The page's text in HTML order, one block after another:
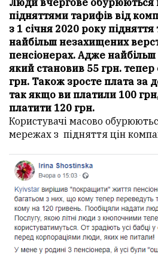
Люди вчергове обурюються
підняттями тарифів від
з 1 січня 2020 року
найбільш незахищених
пенсіонерах. Адже
який становив 55 грн.
грн. Також зросте плата за
так якщо ви платили 100
платити 120 грн.
Користувачі масово
мережах з підняття цін